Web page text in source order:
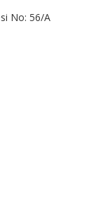
No: 56/A